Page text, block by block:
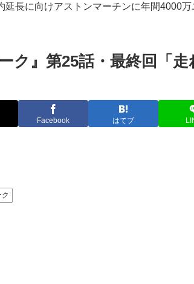
大騒ぎ
最も恐れる日本
て生かしている
ら…」→「日本
ﾙ」＝韓国の反
ードに世界が
【デレマス×仮面ラ
【シャニマス】み
版」夏の特別プレゼ
政府「高市早苗・
延長に向けアストンマーチンに年間4000
ク』第25話・最終回「走
Facebook はてブ